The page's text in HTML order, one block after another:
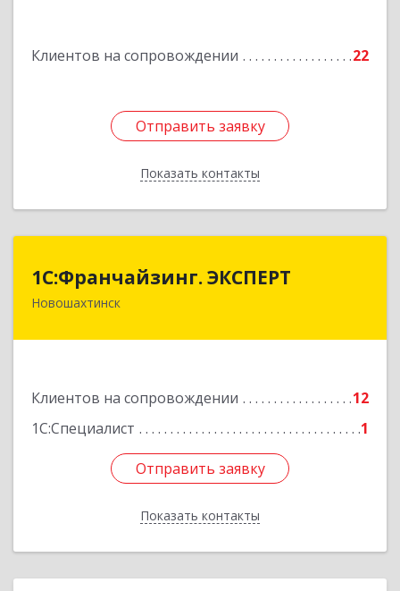
Клиентов на сопровождении 22
Отправить заявку
Показать контакты
Отправить заявку
Назад
1С:Франчайзинг. ЭКСПЕРТ
Новошахтинск
Клиентов на сопровождении
12
1С:Специалист
1
Отправить заявку
Показать контакты
1С:Франчайзинг. ЭКСПЕРТ
346901, Ростовская обл, Новошахтинск г,
Отправить заявку
Назад